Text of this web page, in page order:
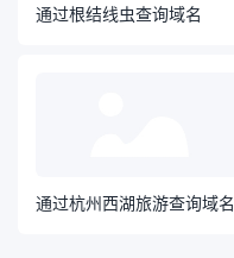
通过根结线虫查询域名
通过杭州西湖旅游查询域名